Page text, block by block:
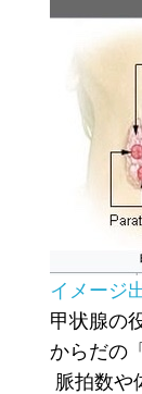
イメージ
甲状腺の
からだの
脈拍数や